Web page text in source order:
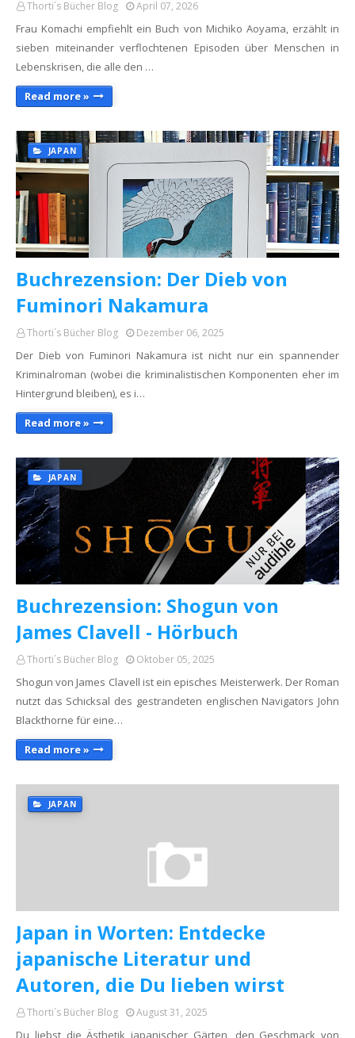
Thorti´s Bücher Blog April 07, 2026
Frau Komachi empfiehlt ein Buch von Michiko Aoyama, erzählt in
sieben miteinander verflochtenen Episoden über Menschen in
Lebenskrisen, die alle den …
Read more »
JAPAN
Buchrezension: Der Dieb von
Fuminori Nakamura
Thorti´s Bücher Blog Dezember 06, 2025
Der Dieb von Fuminori Nakamura ist nicht nur ein spannender
Kriminalroman (wobei die kriminalistischen Komponenten eher im
Hintergrund bleiben), es i…
Read more »
JAPAN
Buchrezension: Shogun von
James Clavell - Hörbuch
Thorti´s Bücher Blog Oktober 05, 2025
Shogun von James Clavell ist ein episches Meisterwerk. Der Roman
nutzt das Schicksal des gestrandeten englischen Navigators John
Blackthorne für eine…
Read more »
JAPAN
Japan in Worten: Entdecke
japanische Literatur und
Autoren, die Du lieben wirst
Thorti´s Bücher Blog August 31, 2025
Du liebst die Ästhetik japanischer Gärten, den Geschmack von